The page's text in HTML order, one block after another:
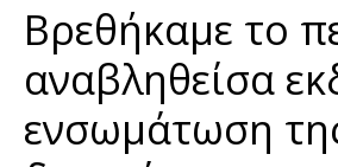
Βρεθήκαμε το
αναβληθείσα
ενσωμάτωση